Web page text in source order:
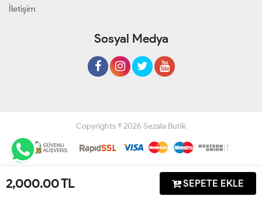
2,000.00TL SEPETE EKLE
İletişim
Sosyal Medya
Copyrights © 2026 Sezala Butik
Geliştir - powered by innovation
Sipariş Takibi İletişim